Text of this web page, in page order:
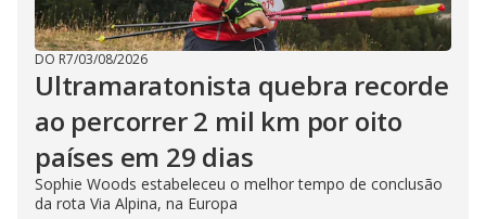
DO R7/03/08/2026
Ultramaratonista quebra recorde
ao percorrer 2 mil km por oito
países em 29 dias
Sophie Woods estabeleceu o melhor tempo de conclusão
da rota Via Alpina, na Europa